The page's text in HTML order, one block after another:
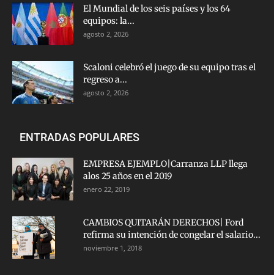
El Mundial de los seis países y los 64
equipos: la...
agosto 2, 2026
Scaloni celebró el juego de su equipo tras el
regreso a...
agosto 2, 2026
ENTRADAS POPULARES
EMPRESA EJEMPLO|Carranza LLP llega
alos 25 años en el 2019
enero 22, 2019
CAMBIOS QUITARÁN DERECHOS| Ford
refirma su intención de congelar el salario...
noviembre 1, 2018